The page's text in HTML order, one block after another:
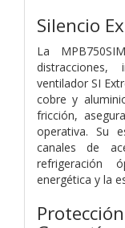
Silencio
La
ventilador SI
cobre y
fricción,
operativa. Su
canales de
refrigeración
energética y la